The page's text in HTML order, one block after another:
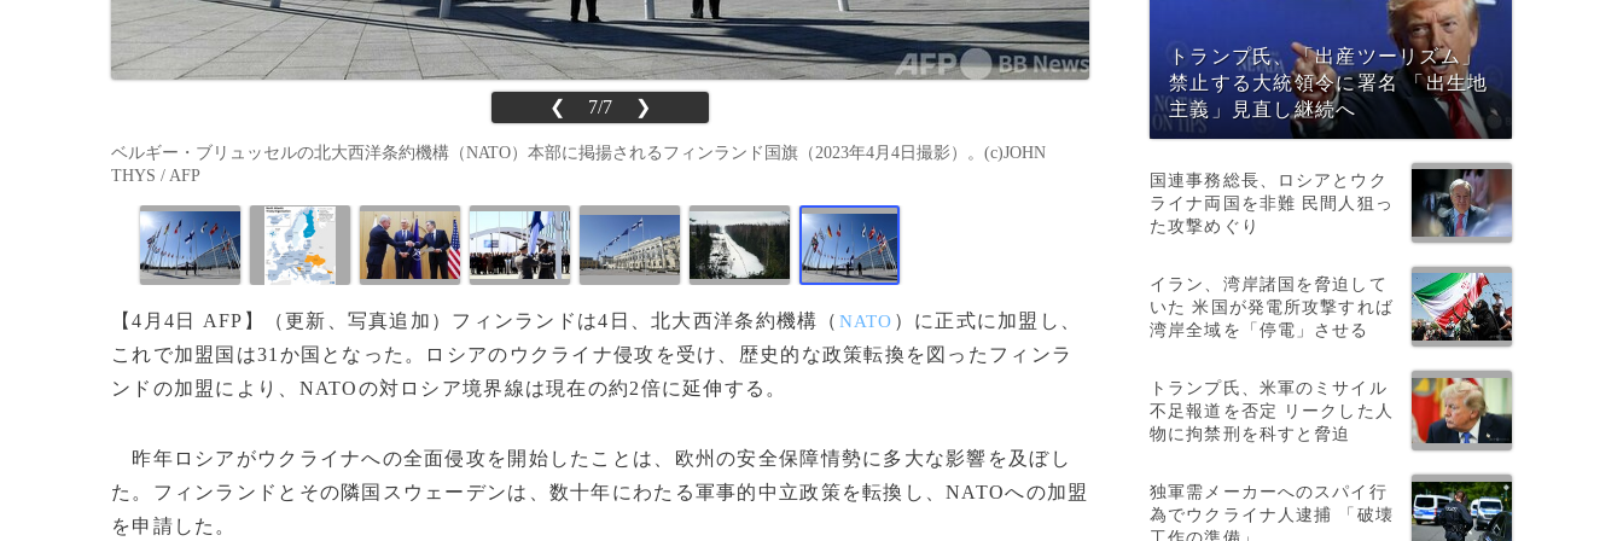
❮ 7/7 ❯
ベルギー・ブリュッセルの北大西洋条約機構（NATO）本部に掲揚されるフィンランド国旗（2023年4月4日撮影）。(c)JOHN
THYS / AFP
【4月4日 AFP】（更新、写真追加）フィンランドは4日、北大西洋条約機構（ NATO ）に正式に加盟し、
これで加盟国は31か国となった。ロシアのウクライナ侵攻を受け、歴史的な政策転換を図ったフィンラ
ンドの加盟により、NATOの対ロシア境界線は現在の約2倍に延伸する。
昨年ロシアがウクライナへの全面侵攻を開始したことは、欧州の安全保障情勢に多大な影響を及ぼし
た。フィンランドとその隣国スウェーデンは、数十年にわたる軍事的中立政策を転換し、NATOへの加盟
を申請した。
トランプ氏、「出産ツーリズム」
禁止する大統領令に署名 「出生地
主義」見直し継続へ
国連事務総長、ロシアとウク
ライナ両国を非難 民間人狙っ
た攻撃めぐり
イラン、湾岸諸国を脅迫して
いた 米国が発電所攻撃すれば
湾岸全域を「停電」させる
トランプ氏、米軍のミサイル
不足報道を否定 リークした人
物に拘禁刑を科すと脅迫
独軍需メーカーへのスパイ行
為でウクライナ人逮捕 「破壊
工作の準備」